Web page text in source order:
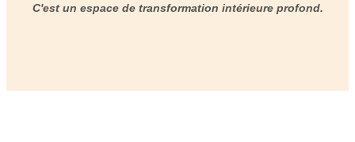
C'est un espace de transformation intérieure profond.